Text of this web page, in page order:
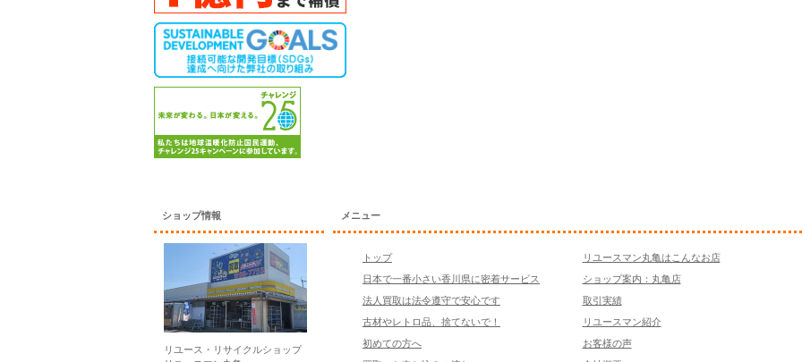
ショップ情報
リユース・リサイクルショップ
メニュー
トップ
日本で一番小さい香川県に密着サービス
法人買取は法令遵守で安心です
古材やレトロ品、捨てないで！
初めての方へ
リユースマン丸亀はこんなお店
ショップ案内：丸亀店
取引実績
リユースマン紹介
お客様の声